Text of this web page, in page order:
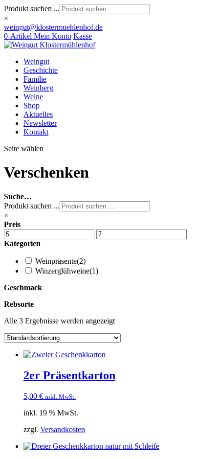
Produkt suchen ...
×
weingut@klostermuehlenhof.de
0-Artikel Mein Konto Kasse
Weingut
Geschichte
Familie
Weinberg
Weine
Shop
Aktuelles
Newsletter
Kontakt
Seite wählen
Verschenken
Suche…
Produkt suchen ...
×
Preis
Kategorien
Weinpräsente(2)
Winzerglühweine(1)
Geschmack
Rebsorte
Alle 3 Ergebnisse werden angezeigt
2er Präsentkarton
5,00 € inkl. MwSt.
inkl. 19 % MwSt.
zzgl. Versandkosten